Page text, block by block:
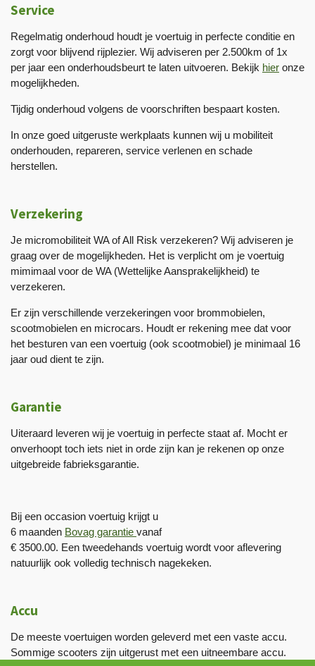
Service
Regelmatig onderhoud houdt je voertuig in perfecte conditie en
zorgt voor blijvend rijplezier. Wij adviseren per 2.500km of 1x
per jaar een onderhoudsbeurt te laten uitvoeren. Bekijk hier onze
mogelijkheden.
Tijdig onderhoud volgens de voorschriften bespaart kosten.
In onze goed uitgeruste werkplaats kunnen wij u mobiliteit
onderhouden, repareren, service verlenen en schade
herstellen.
Verzekering
Je micromobiliteit WA of All Risk verzekeren? Wij adviseren je
graag over de mogelijkheden. Het is verplicht om je voertuig
mimimaal voor de WA (Wettelijke Aansprakelijkheid) te
verzekeren.
Er zijn verschillende verzekeringen voor brommobielen,
scootmobielen en microcars. Houdt er rekening mee dat voor
het besturen van een voertuig (ook scootmobiel) je minimaal 16
jaar oud dient te zijn.
Garantie
Uiteraard leveren wij je voertuig in perfecte staat af. Mocht er
onverhoopt toch iets niet in orde zijn kan je rekenen op onze
uitgebreide fabrieksgarantie.
Bij een occasion voertuig krijgt u
6 maanden Bovag garantie vanaf
€ 3500.00. Een tweedehands voertuig wordt voor aflevering
natuurlijk ook volledig technisch nagekeken.
Accu
De meeste voertuigen worden geleverd met een vaste accu.
Sommige scooters zijn uitgerust met een uitneembare accu.